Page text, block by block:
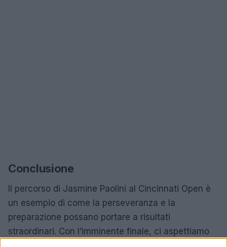
Conclusione
Il percorso di Jasmine Paolini al Cincinnati Open è
un esempio di come la perseveranza e la
preparazione possano portare a risultati
straordinari. Con l’imminente finale, ci aspettiamo